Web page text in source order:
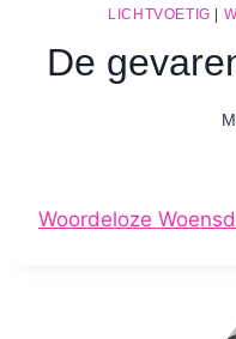
LICHTVOETIG
De
Woordeloze